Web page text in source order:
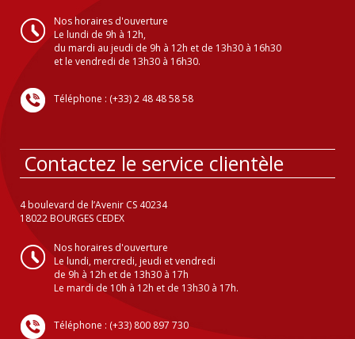
Nos horaires d'ouverture
Le lundi de 9h à 12h,
du mardi au jeudi de 9h à 12h et de 13h30 à 16h30
et le vendredi de 13h30 à 16h30.
Téléphone : (+33) 2 48 48 58 58
Contactez le service clientèle
4 boulevard de l’Avenir CS 40234
18022 BOURGES CEDEX
Nos horaires d'ouverture
Le lundi, mercredi, jeudi et vendredi
de 9h à 12h et de 13h30 à 17h
Le mardi de 10h à 12h et de 13h30 à 17h.
Téléphone : (+33) 800 897 730